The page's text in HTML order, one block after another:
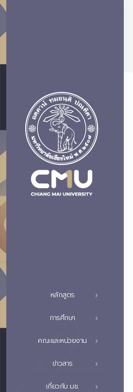
หลักสูตร
การศึกษา
คณะและหน่วยงาน
ข่าวสาร
เกี่ยวกับ มช.